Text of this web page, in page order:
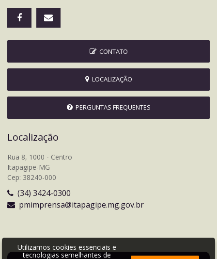
CONTATO
LOCALIZAÇÃO
PERGUNTAS FREQUENTES
Localização
Rua 8, 1000 - Centro
Itapagipe-MG
Cep: 38240-000
(34) 3424-0300
pmimprensa@itapagipe.mg.gov.br
Utilizamos cookies essenciais e
tecnologias semelhantes de